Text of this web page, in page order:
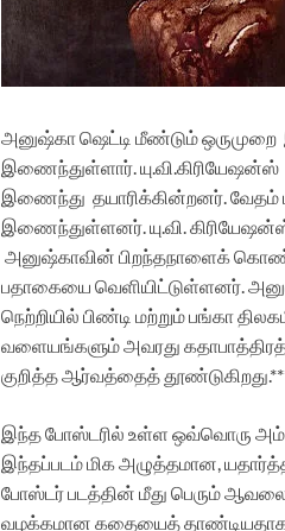
அனுஷ்கா ஷெட்டி மீண்டும் ஒருமுறை
இணைந்துள்ளார். யு.வி.கிரியேஷன்ஸ்
இணைந்து தயாரிக்கின்றனர். வேதம்
இணைந்துள்ளனர். யு.வி. கிரியேஷன்ஸ்
அனுஷ்காவின் பிறந்தநாளைக்
பதாகையை வெளியிட்டுள்ளனர்.
நெற்றியில் பிண்டி மற்றும் பங்கா
வளையங்களும் அவரது
குறித்த ஆர்வத்தைத்
இந்த போஸ்டரில் உள்ள ஒவ்வொரு
இந்தப்படம் மிக அழுத்தமான,
போஸ்டர் படத்தின் மீது பெரும்
வழக்கமான கதையைத் தாண்டியதாக